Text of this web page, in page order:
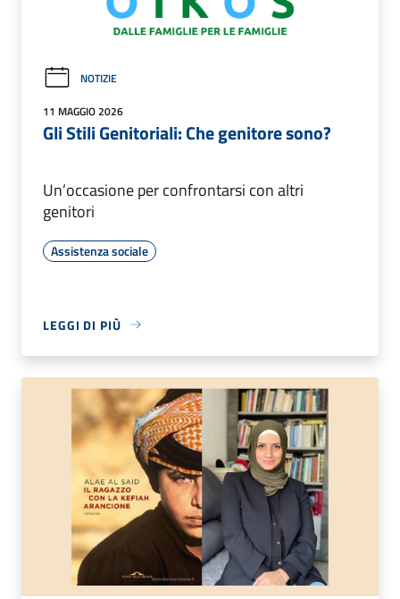
NOTIZIE
11 MAGGIO 2026
Gli Stili Genitoriali: Che genitore sono?
Un’occasione per confrontarsi con altri
genitori
Assistenza sociale
LEGGI DI PIÙ